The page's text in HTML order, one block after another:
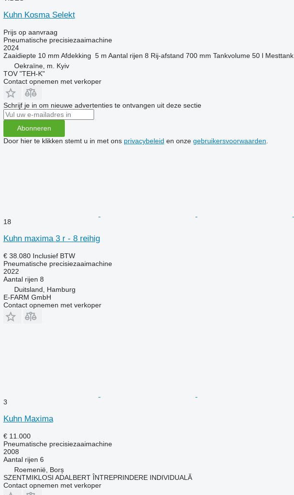
Kuhn Kosma Selekt
Prijs op aanvraag
Pneumatische precisiezaaimachine
2024
Zaaidiepte 10 mm Afdekking 5 m Aantal rijen 8 Rij-afstand 700 mm Tankvolume 50 l Mesttank
Oekraïne, m. Kyiv
TOV "TEH-K"
Contact opnemen met verkoper
Schrijf je in om nieuwe advertenties te ontvangen uit deze sectie
Abonneren
Door hier te klikken stemt u in met ons privacybeleid en onze gebruikersvoorwaarden
18
Kuhn maxima 3 r - 8 reihig
€ 38.080 Inclusief BTW
Pneumatische precisiezaaimachine
2022
Aantal rijen 8
Duitsland, Hamburg
E-FARM GmbH
Contact opnemen met verkoper
3
Kuhn Maxima
€ 11.000
Pneumatische precisiezaaimachine
2008
Aantal rijen 6
Roemenië, Borș
SZENTMIKLOSI ADALBERT ÎNTREPRINDERE INDIVIDUALĂ
Contact opnemen met verkoper